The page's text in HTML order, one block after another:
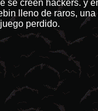
se creen hackers. y
lleno de raros, una
perdido.